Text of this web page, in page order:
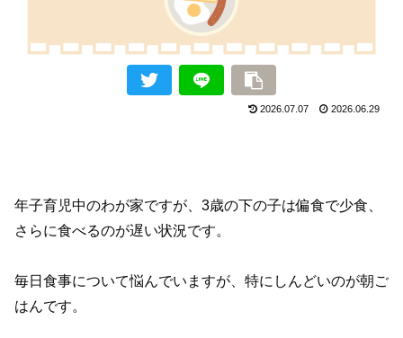
2026.07.07 2026.06.29
年子育児中のわが家ですが、3歳の下の子は偏食で少食、
さらに食べるのが遅い状況です。
毎日食事について悩んでいますが、特にしんどいのが朝ご
はんです。